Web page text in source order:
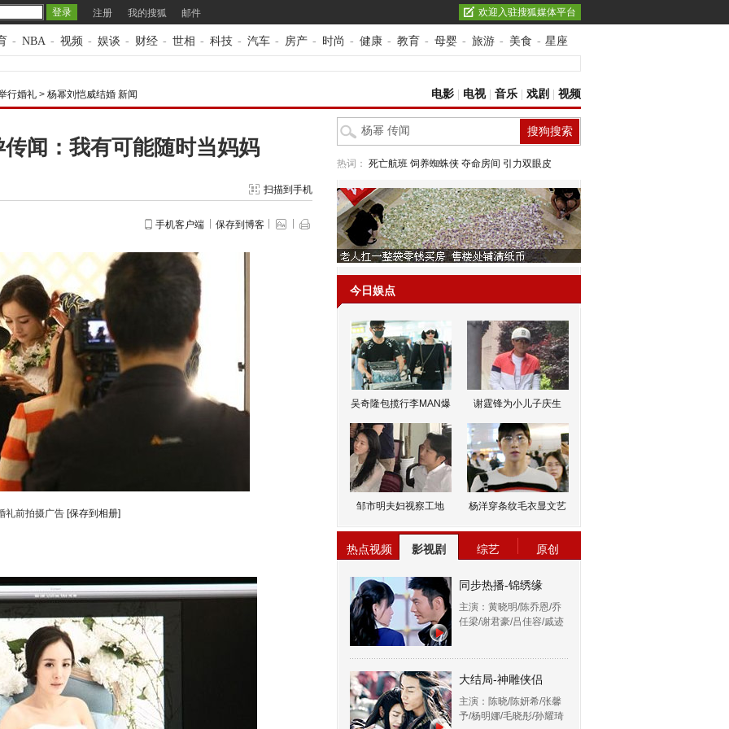
注册 我的搜狐 邮件 欢迎入驻搜狐媒体平台
- NBA - 视频 - 娱谈 - 财经 - 世相 - 科技 - 汽车 - 房产 - 时尚 - 健康 - 教育 - 母婴 - 旅游 - 美食 - 星座
行婚礼 > 杨幂刘恺威结婚 新闻 电影 电视| 音乐 戏剧 视频
闻：我有可能随时当妈妈
扫描到手机
手机客户端 保存到博客
礼前拍摄广告 [保存到相册]
热词： 死亡航班 饲养蜘蛛侠 夺命房间 引力双眼皮
今日娱点
吴奇隆包揽行李MAN爆 谢霆锋为小儿子庆生
邹市明夫妇视察工地 杨洋穿条纹毛衣显文艺
热点视频 影视剧 综艺 原创
同步热播-锦绣缘
主演：黄晓明/陈乔恩/乔
任梁/谢君豪/吕佳容/戚迹
大结局-神雕侠侣
主演：陈晓/陈妍希/张馨
予/杨明娜/毛晓彤/孙耀琦